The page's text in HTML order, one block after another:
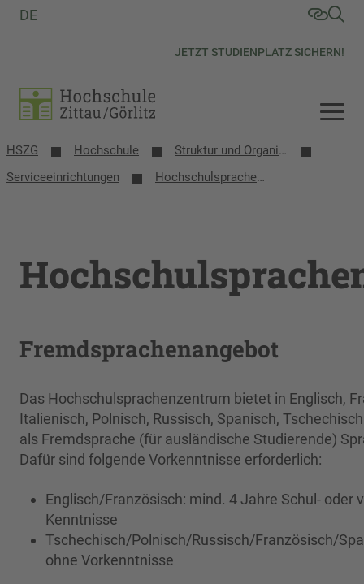
JETZT STUDIENPLATZ SICHERN!
DE
HSZG Hochschule
Struktur und Organisation
Serviceeinrichtungen
Hochschulsprachen­zentrum
Fremdsprachenangebot
Das Hochschulsprachenzentrum bietet in Englisch,
Italienisch, Polnisch, Russisch, Spanisch,
als Fremdsprache (für ausländische Studierende)
Dafür sind folgende Vorkenntnisse erforderlich:
Englisch/Französisch: mind. 4 Jahre Schul- oder
Kenntnisse
Tschechisch/Polnisch/Russisch/Französisch/
ohne Vorkenntnisse